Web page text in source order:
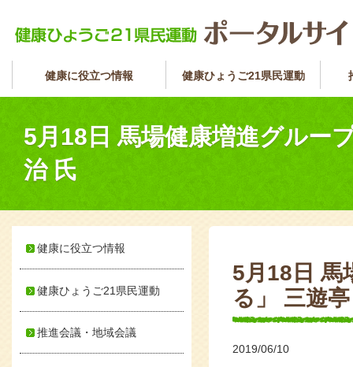
健康に役立つ情報 健康ひょうご21県民運動
5月18日 馬場健康増進グルー
治 氏
5月18日 馬
る」 三遊
2019/06/10
健康に役立つ情報
健康ひょうご21県民運動
推進会議・地域会議